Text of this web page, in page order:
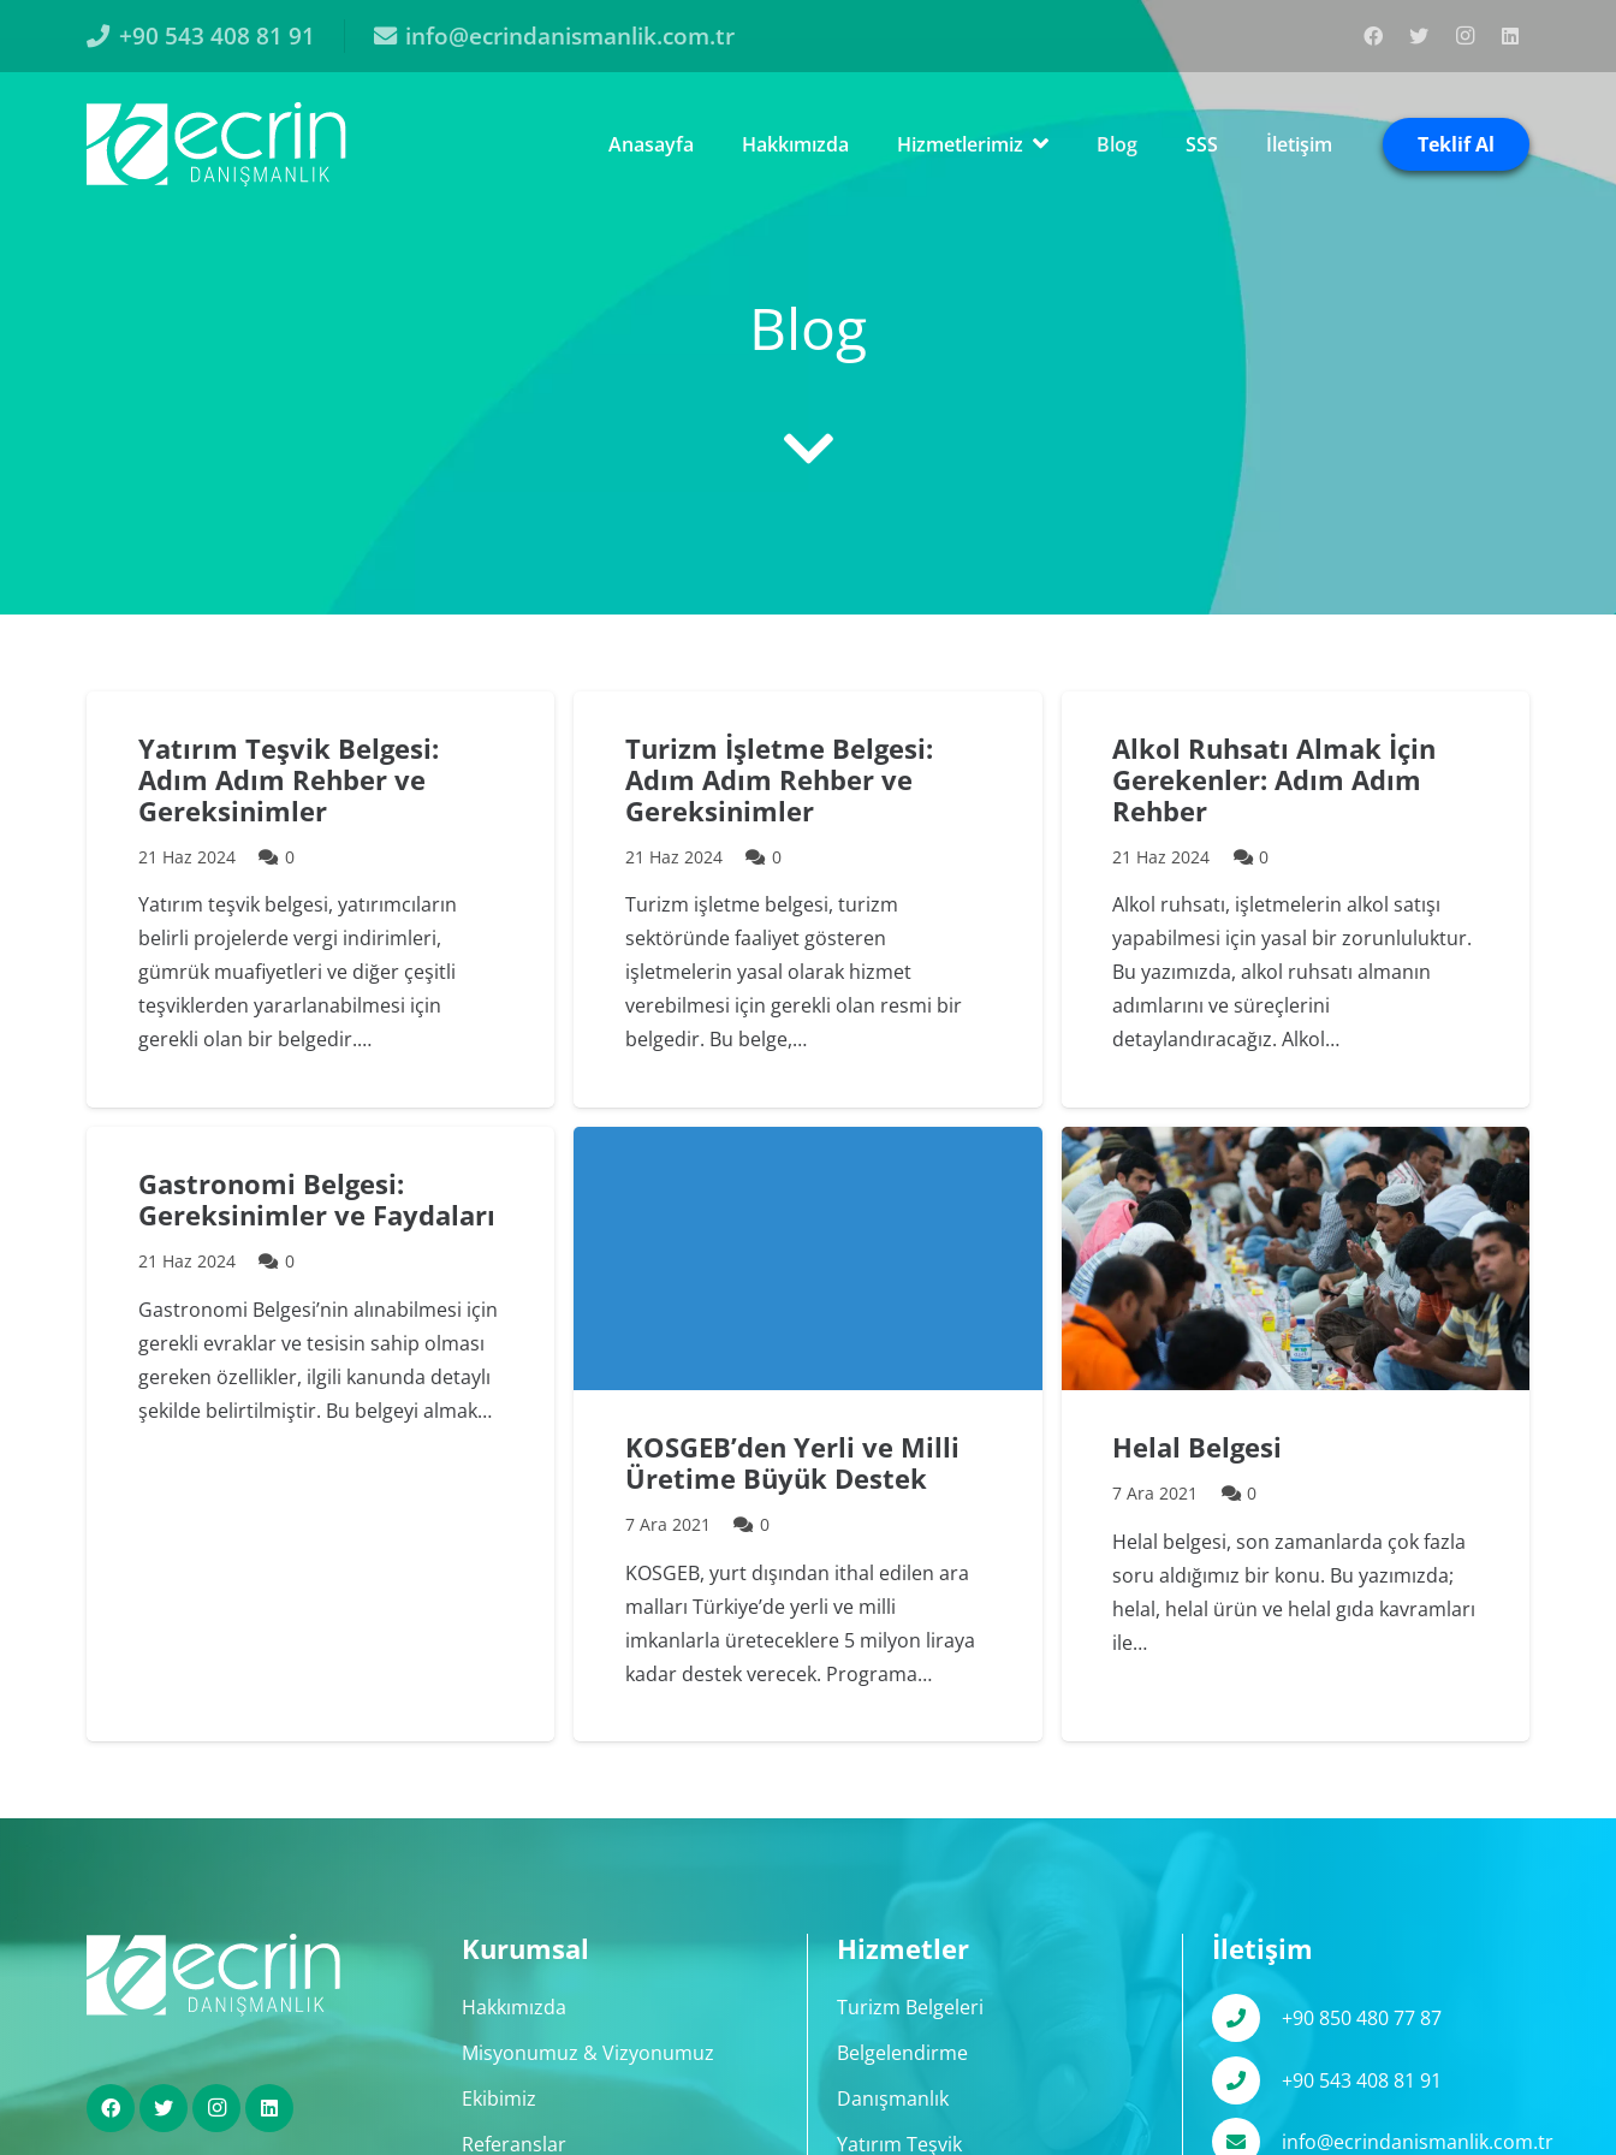
+90 543 408 81 91 info@ecrindanismanlik.com.tr
Anasayfa Hakkımızda Hizmetlerimiz Blog SSS İletişim Teklif Al
Blog
Yatırım Teşvik Belgesi:
Adım Adım Rehber ve
Gereksinimler
21 Haz 2024 0
Yatırım teşvik belgesi, yatırımcıların
belirli projelerde vergi indirimleri,
gümrük muafiyetleri ve diğer çeşitli
teşviklerden yararlanabilmesi için
gerekli olan bir belgedir.…
Turizm İşletme Belgesi:
Adım Adım Rehber ve
Gereksinimler
21 Haz 2024 0
Turizm işletme belgesi, turizm
sektöründe faaliyet gösteren
işletmelerin yasal olarak hizmet
verebilmesi için gerekli olan resmi bir
belgedir. Bu belge,…
Alkol Ruhsatı Almak İçin
Gerekenler: Adım Adım
Rehber
21 Haz 2024 0
Alkol ruhsatı, işletmelerin alkol satışı
yapabilmesi için yasal bir zorunluluktur.
Bu yazımızda, alkol ruhsatı almanın
adımlarını ve süreçlerini
detaylandıracağız. Alkol…
Gastronomi Belgesi:
Gereksinimler ve Faydaları
21 Haz 2024 0
Gastronomi Belgesi’nin alınabilmesi için
gerekli evraklar ve tesisin sahip olması
gereken özellikler, ilgili kanunda detaylı
şekilde belirtilmiştir. Bu belgeyi almak…
KOSGEB’den Yerli ve Milli
Üretime Büyük Destek
7 Ara 2021 0
KOSGEB, yurt dışından ithal edilen ara
malları Türkiye’de yerli ve milli
imkanlarla üreteceklere 5 milyon liraya
kadar destek verecek. Programa…
Helal Belgesi
7 Ara 2021 0
Helal belgesi, son zamanlarda çok fazla
soru aldığımız bir konu. Bu yazımızda;
helal, helal ürün ve helal gıda kavramları
ile…
Kurumsal
Hakkımızda
Misyonumuz & Vizyonumuz
Ekibimiz
Referanslar
Hizmetler
Turizm Belgeleri
Belgelendirme
Danışmanlık
Yatırım Teşvik
İletişim
+90 850 480 77 87
+90 543 408 81 91
info@ecrindanismanlik.com.tr